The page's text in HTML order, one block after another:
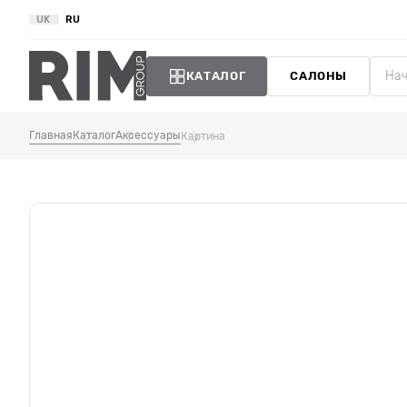
UK RU
КАТАЛОГ САЛОНЫ
Главная КаталогАксессуарыКартина